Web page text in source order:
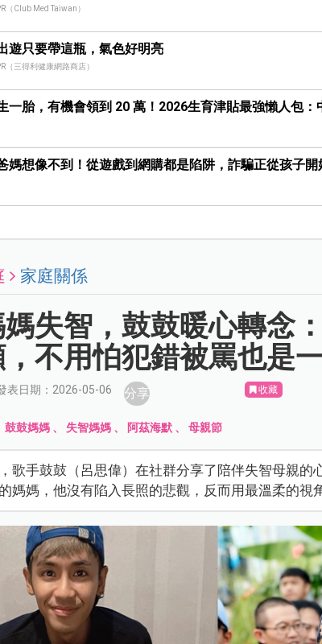
（Club Med Taiwan）
遊只要帶這瓶，氣色好明亮
（三得利健康網路商店）
一胎，有機會領到 20 萬！2026生育津貼最強懶人包：
媽想像不到！從遊戲到網購都是陷阱，詐騙正從孩子
家庭關係
失智，鼓鼓暖心轉念
不用怕犯錯被罵也是一
表日期：2026-05-06 分享 收藏
鼓鼓媽媽 、 失智媽媽 、 阿茲海默 、母親節
歌手鼓鼓（呂思偉）在社群分享了陪伴失智母親的
媽媽，他沒有陷入長照的悲觀，反而用最溫柔的視